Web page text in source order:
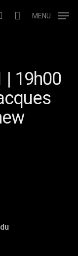
search
MENU
| 19h00
$